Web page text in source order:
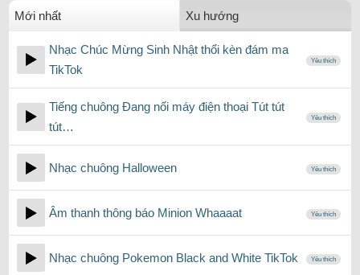
Mới nhất Xu hướng
Nhạc Chúc Mừng Sinh Nhật thổi kèn đám ma
TikTok
Yêu thích
Tiếng chuông Đang nối máy điện thoại Tút tút
tút…
Yêu thích
Nhạc chuông Halloween Yêu thích
Âm thanh thông báo Minion Whaaaat Yêu thích
Nhạc chuông Pokemon Black and White TikTok Yêu thích